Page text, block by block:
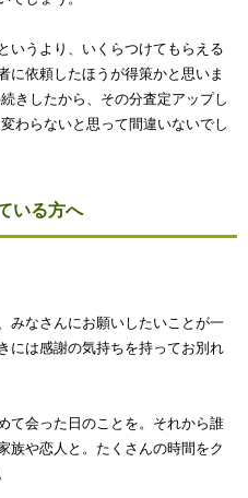
いうより、いくらつけてもらえる
に依頼したほうが得策かと思いま
きしたから、その分査定アップし
わらないと思って間違いないでし
いる方へ
みなさんにお願いしたいことが一
には感謝の気持ちを持ってお別れ
て会った日のことを。それから誰
族や恋人と。たくさんの時間をク